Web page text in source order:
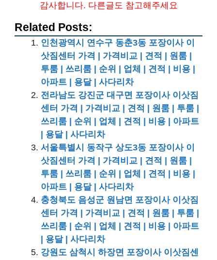
감사합니다. 다른글도 참고해주세요
Related Posts:
인천광역시 연수구 동춘3동 포장이사 이
삿짐센터 가격 | 가격비교 | 견적 | 원룸 |
투룸 | 쓰리룸 | 순위 | 업체 | 견적 | 비용 |
아파트 | 용달 | 사다리차
전라남도 강진군 대구면 포장이사 이삿짐
센터 가격 | 가격비교 | 견적 | 원룸 | 투룸 |
쓰리룸 | 순위 | 업체 | 견적 | 비용 | 아파트
| 용달 | 사다리차
서울특별시 동작구 상도3동 포장이사 이
삿짐센터 가격 | 가격비교 | 견적 | 원룸 |
투룸 | 쓰리룸 | 순위 | 업체 | 견적 | 비용 |
아파트 | 용달 | 사다리차
충청북도 음성군 원남면 포장이사 이삿짐
센터 가격 | 가격비교 | 견적 | 원룸 | 투룸 |
쓰리룸 | 순위 | 업체 | 견적 | 비용 | 아파트
| 용달 | 사다리차
강원도 삼척시 하장면 포장이사 이삿짐센